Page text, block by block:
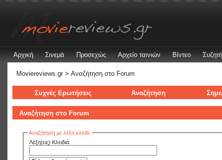
Αρχική Σινεμά Προσεχώς Αρχείο ταινιών Βίντεο
Moviereviews.gr > Αναζήτηση στo Forum
Συχνές Ερωτήσεις Αναζήτηση
Αναζήτηση στo Forum
Αναζήτηση με λέξη κλειδί:
Λέξη(εις) Κλειδιά: